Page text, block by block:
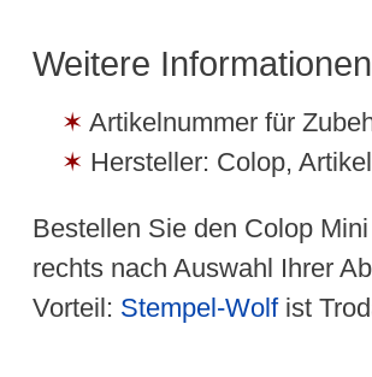
Weitere Informationen
Artikelnummer für
Hersteller: Colop,
Bestellen Sie den Colop
rechts nach Auswahl Ihrer
Vorteil: Stempel-Wolfist